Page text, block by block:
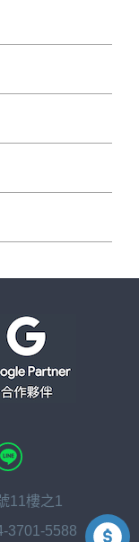
11樓之1
3701-5588